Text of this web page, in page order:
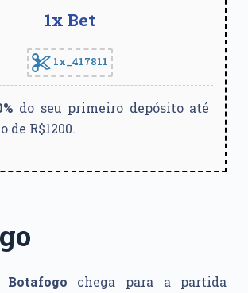
1x Bet
1x_417811
do seu primeiro depósito até
de R$1200.
Botafogo chega para a partida